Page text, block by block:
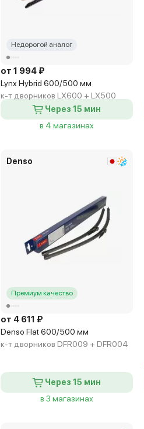
Недорогой аналог
от 1 994 ₽
Lynx Hybrid 600/500 мм
к-т дворников LX600 + LX500
Через 15 мин
в 4 магазинах
Denso
Премиум качество
от 4 611 ₽
Denso Flat 600/500 мм
к-т дворников DFR009 + DFR004
Через 15 мин
в 3 магазинах